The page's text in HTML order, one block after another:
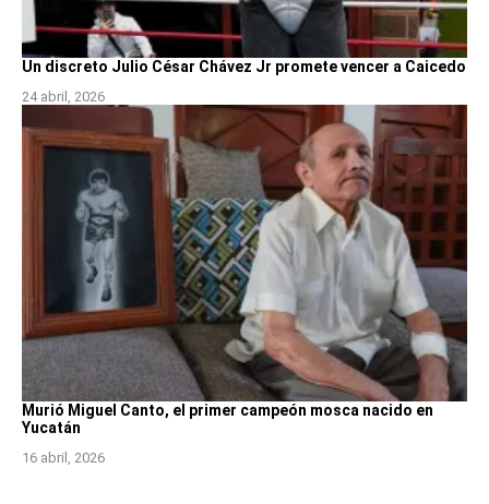
Un discreto Julio César Chávez Jr promete vencer a Caicedo
24 abril, 2026
Murió Miguel Canto, el primer campeón mosca nacido en
Yucatán
16 abril, 2026